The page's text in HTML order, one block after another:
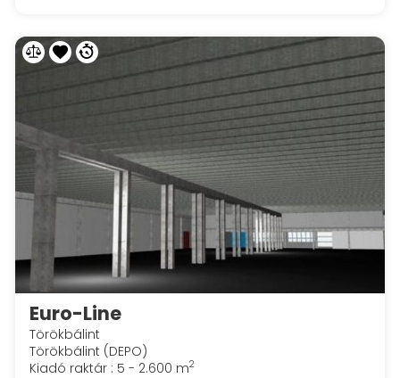
Euro-Line
Törökbálint
Törökbálint (DEPO)
Kiadó raktár : 5 - 2.600 m2